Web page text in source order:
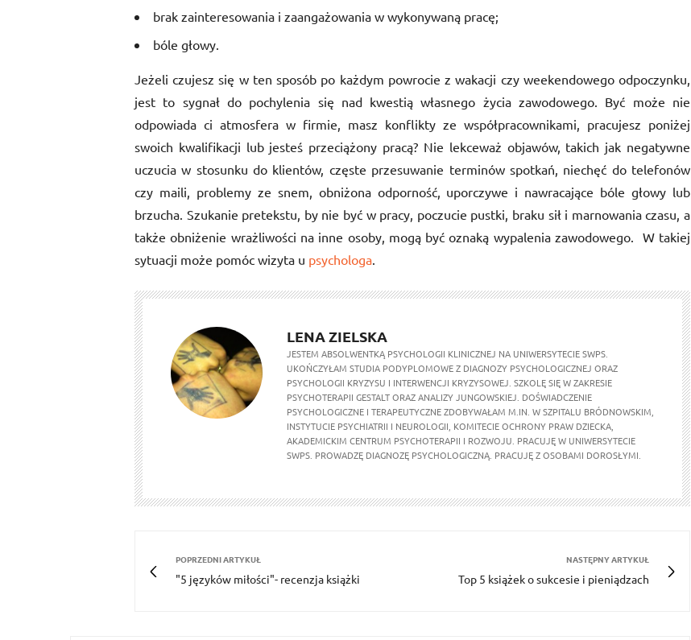
brak zainteresowania i zaangażowania w wykonywaną pracę;
bóle głowy.
Jeżeli czujesz się w ten sposób po każdym powrocie z wakacji czy weekendowego odpoczynku,
jest to sygnał do pochylenia się nad kwestią własnego życia zawodowego. Być może nie
odpowiada ci atmosfera w firmie, masz konflikty ze współpracownikami, pracujesz poniżej
swoich kwalifikacji lub jesteś przeciążony pracą? Nie lekceważ objawów, takich jak negatywne
uczucia w stosunku do klientów, częste przesuwanie terminów spotkań, niechęć do telefonów
czy maili, problemy ze snem, obniżona odporność, uporczywe i nawracające bóle głowy lub
brzucha. Szukanie pretekstu, by nie być w pracy, poczucie pustki, braku sił i marnowania czasu, a
także obniżenie wrażliwości na inne osoby, mogą być oznaką wypalenia zawodowego. W takiej
sytuacji może pomóc wizyta u psychologa.
LENA ZIELSKA
JESTEM ABSOLWENTKĄ PSYCHOLOGII KLINICZNEJ NA UNIWERSYTECIE SWPS.
UKOŃCZYŁAM STUDIA PODYPLOMOWE Z DIAGNOZY PSYCHOLOGICZNEJ ORAZ
PSYCHOLOGII KRYZYSU I INTERWENCJI KRYZYSOWEJ. SZKOLĘ SIĘ W ZAKRESIE
PSYCHOTERAPII GESTALT ORAZ ANALIZY JUNGOWSKIEJ. DOŚWIADCZENIE
PSYCHOLOGICZNE I TERAPEUTYCZNE ZDOBYWAŁAM M.IN. W SZPITALU BRÓDNOWSKIM,
INSTYTUCIE PSYCHIATRII I NEUROLOGII, KOMITECIE OCHRONY PRAW DZIECKA,
AKADEMICKIM CENTRUM PSYCHOTERAPII I ROZWOJU. PRACUJĘ W UNIWERSYTECIE
SWPS. PROWADZĘ DIAGNOZĘ PSYCHOLOGICZNĄ. PRACUJĘ Z OSOBAMI DOROSŁYMI.
POPRZEDNI ARTYKUŁ
"5 języków miłości"- recenzja książki
NASTĘPNY ARTYKUŁ
Top 5 książek o sukcesie i pieniądzach